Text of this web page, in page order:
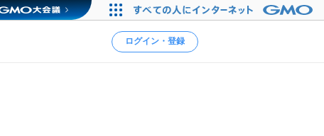
ログイン・登録